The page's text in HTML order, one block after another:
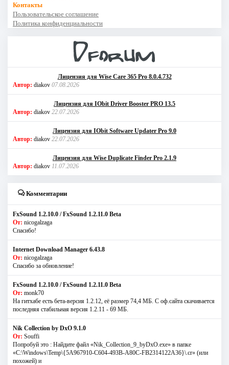
Контакты
Пользовательское соглашение
Политика конфиденциальности
Лицензия для Wise Care 365 Pro 8.0.4.732
Автор: diakov 07.08.2026
Лицензия для IObit Driver Booster PRO 13.5
Автор: diakov 22.07.2026
Лицензия для IObit Software Updater Pro 9.0
Автор: diakov 22.07.2026
Лицензия для Wise Duplicate Finder Pro 2.1.9
Автор: diakov 11.07.2026
Комментарии
FxSound 1.2.10.0 / FxSound 1.2.11.0 Beta
От: nicogalzaga
Спасибо!
Internet Download Manager 6.43.8
От: nicogalzaga
Спасибо за обновление!
FxSound 1.2.10.0 / FxSound 1.2.11.0 Beta
От: monk70
На гитхабе есть бета-версия 1.2.12, её размер 74,4 МБ. С оф.сайта скачивается
последняя стабильная версия 1.2.11 - 69 МБ.
Nik Collection by DxO 9.1.0
От: Souffi
Попробуй это : Найдите файл «Nik_Collection_9_byDxO.exe» в папке
«C:\Windows\Temp\{5A967910-C604-493B-A80C-FB2314122A36}\.cr» (или
похожей) и